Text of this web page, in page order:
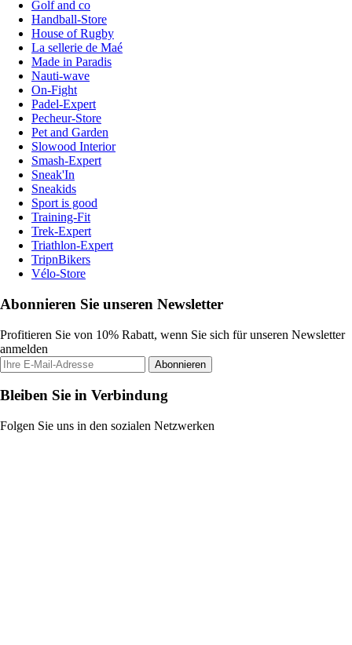
Golf and co
Handball-Store
House of Rugby
La sellerie de Maé
Made in Paradis
Nauti-wave
On-Fight
Padel-Expert
Pecheur-Store
Pet and Garden
Slowood Interior
Smash-Expert
Sneak'In
Sneakids
Sport is good
Training-Fit
Trek-Expert
Triathlon-Expert
TripnBikers
Vélo-Store
Abonnieren Sie unseren Newsletter
Profitieren Sie von 10% Rabatt, wenn Sie sich für unseren Newsletter
anmelden
Abonnieren
Bleiben Sie in Verbindung
Folgen Sie uns in den sozialen Netzwerken